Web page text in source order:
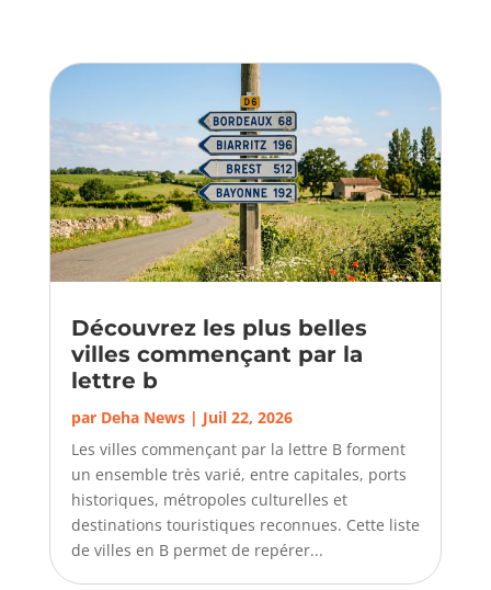
Découvrez les plus belles
villes commençant par la
lettre b
par Deha News| Juil 22, 2026
Les villes commençant par la lettre B forment
un ensemble très varié, entre capitales, ports
historiques, métropoles culturelles et
destinations touristiques reconnues. Cette liste
de villes en B permet de repérer...